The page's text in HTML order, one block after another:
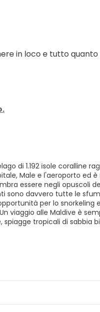
in loco e tutto
di 1.192 isole coralline
Male e l'aeroporto ed
essere negli opuscoli
sono davvero tutte le
per lo snorkeling
viaggio alle Maldive è
tropicali di